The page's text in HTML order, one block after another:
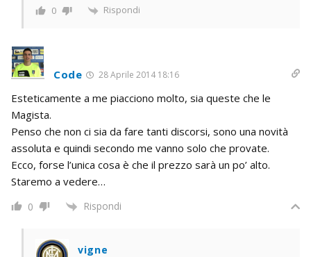
0 Rispondi
Code 28 Aprile 2014 18:16
Esteticamente a me piacciono molto, sia queste che le
Magista.
Penso che non ci sia da fare tanti discorsi, sono una novità
assoluta e quindi secondo me vanno solo che provate.
Ecco, forse l’unica cosa è che il prezzo sarà un po’ alto.
Staremo a vedere…
0 Rispondi
vigne